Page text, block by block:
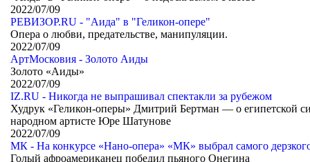
2022/07/09
РЕВИЗОР.RU - "Аида" в "Геликон-опере"
Опера о любви, предательстве, манипуляции.
2022/07/09
АртМосковия - Золото Аиды
Золото «Аиды»
2022/07/09
IZ.RU - Никогда не выпрашивал спектакли за рубежом
Худрук «Геликон-оперы» Дмитрий Бертман — о египетской
народном артисте Юре Шатунове
2022/07/09
МК - На конкурсе «Нано-опера» «МК» выбрал самого
Голый афроамериканец победил пьяного Онегина